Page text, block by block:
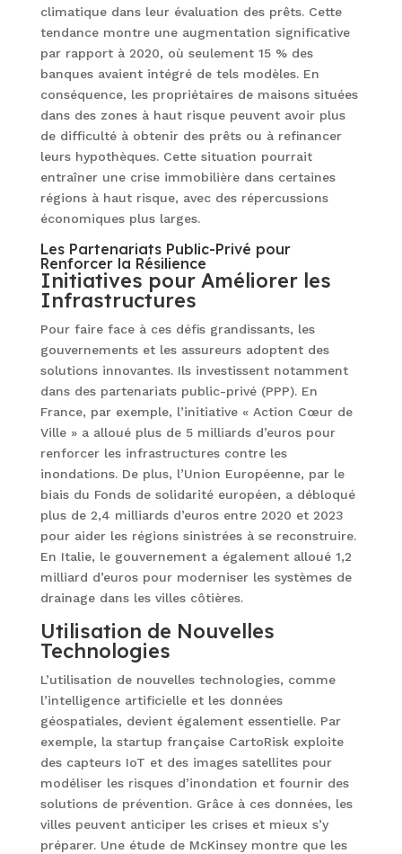
climatique dans leur évaluation des prêts. Cette
tendance montre une augmentation significative
par rapport à 2020, où seulement 15 % des
banques avaient intégré de tels modèles. En
conséquence, les propriétaires de maisons situées
dans des zones à haut risque peuvent avoir plus
de difficulté à obtenir des prêts ou à refinancer
leurs hypothèques. Cette situation pourrait
entraîner une crise immobilière dans certaines
régions à haut risque, avec des répercussions
économiques plus larges.
Les Partenariats Public-Privé pour
Renforcer la Résilience
Initiatives pour Améliorer les
Infrastructures
Pour faire face à ces défis grandissants, les
gouvernements et les assureurs adoptent des
solutions innovantes. Ils investissent notamment
dans des partenariats public-privé (PPP). En
France, par exemple, l’initiative « Action Cœur de
Ville » a alloué plus de 5 milliards d’euros pour
renforcer les infrastructures contre les
inondations. De plus, l’Union Européenne, par le
biais du Fonds de solidarité européen, a débloqué
plus de 2,4 milliards d’euros entre 2020 et 2023
pour aider les régions sinistrées à se reconstruire.
En Italie, le gouvernement a également alloué 1,2
milliard d’euros pour moderniser les systèmes de
drainage dans les villes côtières.
Utilisation de Nouvelles
Technologies
L’utilisation de nouvelles technologies, comme
l’intelligence artificielle et les données
géospatiales, devient également essentielle. Par
exemple, la startup française CartoRisk exploite
des capteurs IoT et des images satellites pour
modéliser les risques d’inondation et fournir des
solutions de prévention. Grâce à ces données, les
villes peuvent anticiper les crises et mieux s’y
préparer. Une étude de McKinsey montre que les